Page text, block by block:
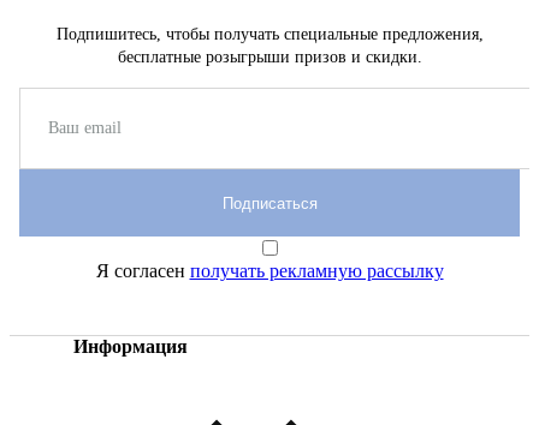
Информация
Подпишитесь, чтобы получать специальные предложения,
бесплатные розыгрыши призов и скидки.
Подписаться
Я согласен получать рекламную рассылку